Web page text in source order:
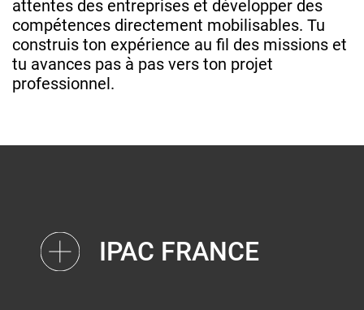
attentes des entreprises et développer des
compétences directement mobilisables. Tu
construis ton expérience au fil des missions et
tu avances pas à pas vers ton projet
professionnel.
IPAC FRANCE